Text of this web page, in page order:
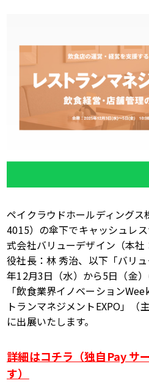
ペイクラウドホールディングス
4015）の傘下でキャッシュレ
式会社バリューデザイン（本
役社長：林 秀治、以下「バリュ
年12月3日（水）から5日（金
「飲食業界イノベーション
トランマネジメントEXPO」（
に出展いたします。
詳細はコチラ（独自Pay サ
す）